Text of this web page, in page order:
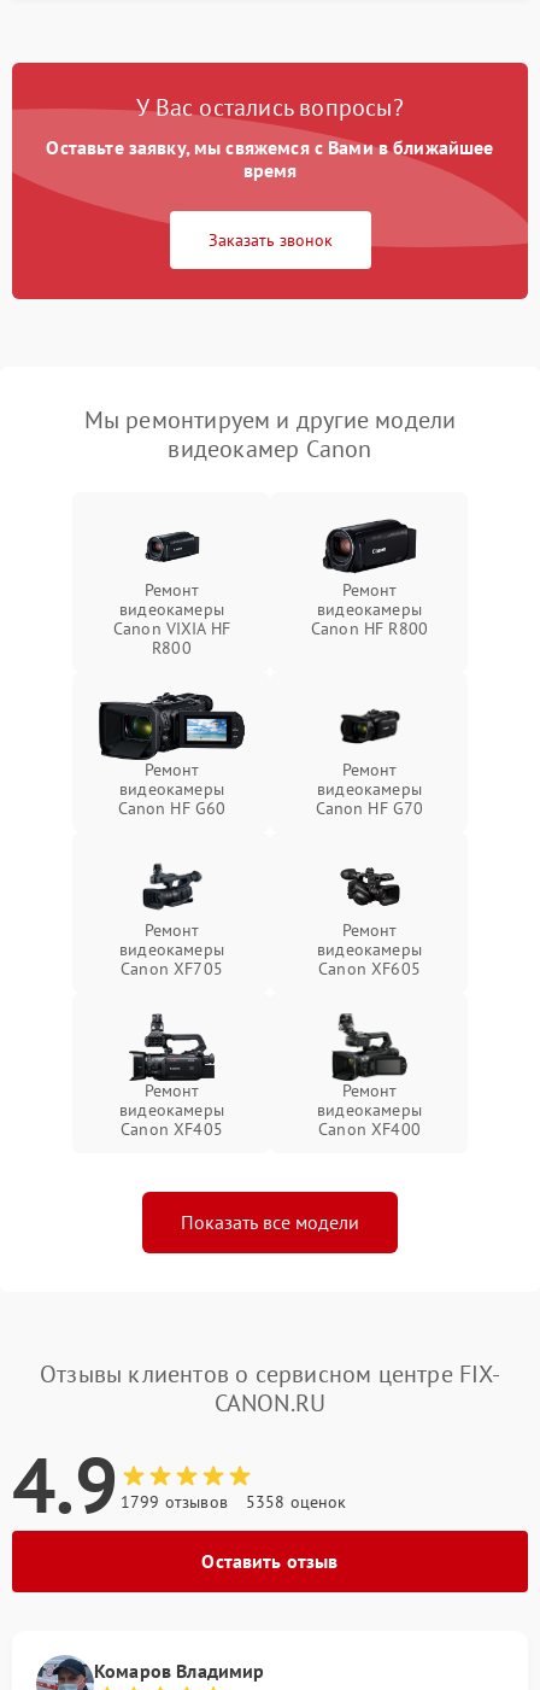
У Вас остались вопросы?
Оставьте заявку, мы свяжемся с Вами в ближайшее
время
Заказать звонок
Мы ремонтируем и другие модели
видеокамер Canon
Ремонт
видеокамеры
Canon VIXIA HF
R800
Ремонт
видеокамеры
Canon HF R800
Ремонт
видеокамеры
Canon HF G60
Ремонт
видеокамеры
Canon HF G70
Ремонт
видеокамеры
Canon XF705
Ремонт
видеокамеры
Canon XF605
Ремонт
видеокамеры
Canon XF405
Ремонт
видеокамеры
Canon XF400
Показать все модели
Отзывы клиентов о сервисном центре FIX-
CANON.RU
4.9 1799 отзывов 5358 оценок
Оставить отзыв
Комаров Владимир